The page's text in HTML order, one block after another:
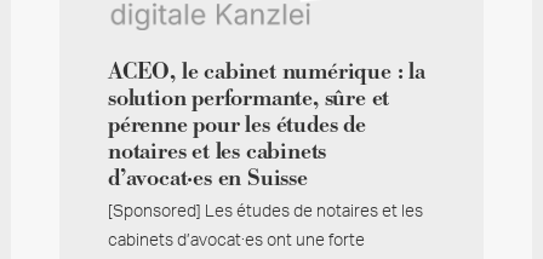
ACEO, le cabinet numérique : la
solution performante, sûre et
pérenne pour les études de
notaires et les cabinets
d’avocat·es en Suisse
[Sponsored] Les études de notaires et les
cabinets d’avocat·es ont une forte